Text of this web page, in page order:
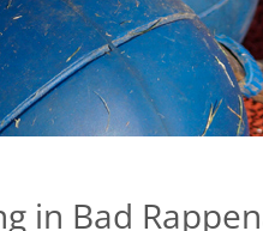
in Bad